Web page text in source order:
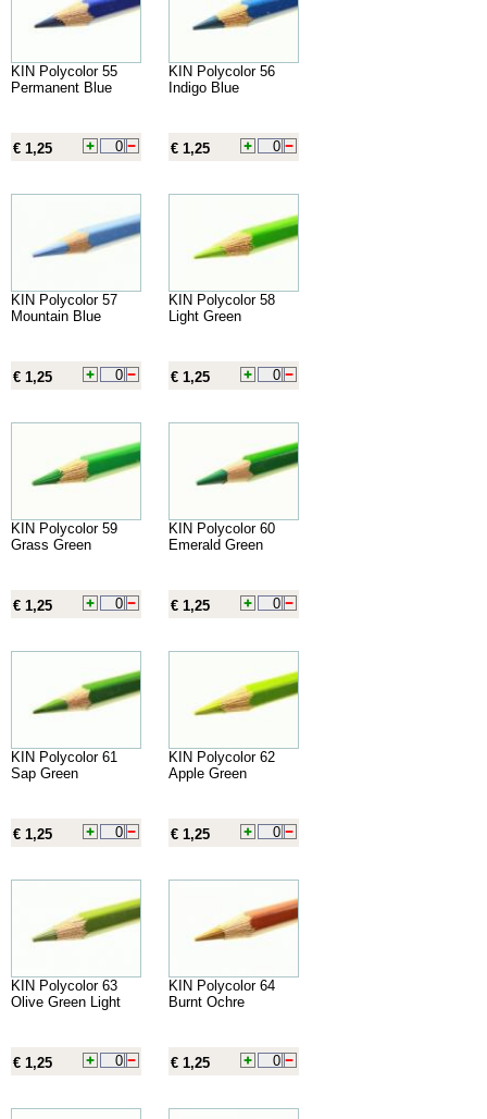
KIN Polycolor 55
Permanent Blue
€ 1,25
KIN Polycolor 56
Indigo Blue
€ 1,25
KIN Polycolor 57
Mountain Blue
€ 1,25
KIN Polycolor 58
Light Green
€ 1,25
KIN Polycolor 59
Grass Green
€ 1,25
KIN Polycolor 60
Emerald Green
€ 1,25
KIN Polycolor 61
Sap Green
€ 1,25
KIN Polycolor 62
Apple Green
€ 1,25
KIN Polycolor 63
Olive Green Light
€ 1,25
KIN Polycolor 64
Burnt Ochre
€ 1,25